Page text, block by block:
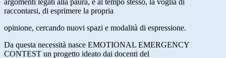
argomenti legati alla paura, e al tempo stesso, la voglia di
raccontarsi, di esprimere la propria
opinione, cercando nuovi spazi e modalità di espressione.
Da questa necessità nasce EMOTIONAL EMERGENCY
CONTEST un progetto ideato dai docenti del